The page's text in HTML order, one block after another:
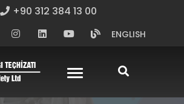
+90 312 384 13 00
ENGLISH